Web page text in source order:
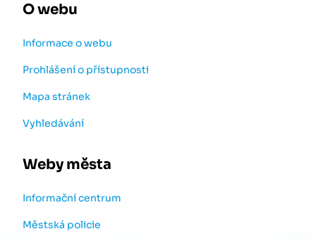
O webu
Informace o webu
Prohlášení o přístupnosti
Mapa stránek
Vyhledávání
Weby města
Informační centrum
Městská policie